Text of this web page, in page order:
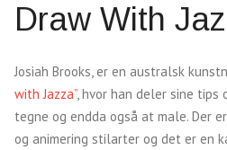
Draw With
Josiah Brooks, er en australsk
with Jazza”, hvor han deler sine tips
tegne og endda også at male. Der
og animering stilarter og det er en